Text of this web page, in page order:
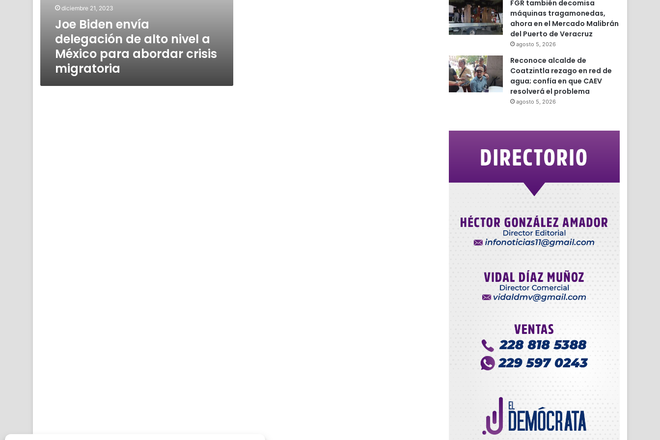
diciembre 21, 2023
Joe Biden envía
delegación de alto nivel a
México para abordar crisis
migratoria
FGR también decomisa
máquinas tragamonedas,
ahora en el Mercado Malibrán
del Puerto de Veracruz
agosto 5, 2026
Reconoce alcalde de
Coatzintla rezago en red de
agua; confía en que CAEV
resolverá el problema
agosto 5, 2026